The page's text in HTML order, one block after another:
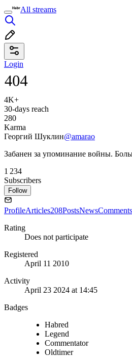
All streams
Login
4K+
30-days reach
280
Karma
Георгий Шуклин@amarao
Забанен за упоминание войны.
1 234
Subscribers
Follow
ProfileArticles208PostsNewsComments
Rating
Does not participate
Registered
April 11 2010
Activity
April 23 2024 at 14:45
Badges
Habred
Legend
Commentator
Oldtimer